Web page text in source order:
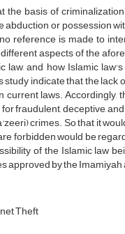
the basis of
or possession
reference is made to
aspects of the
and how Islamic
indicate that the
laws.
fraudulent, deceptive,
crimes. So that it
forbidden would be
of the Islamic law
approved by the
Theft